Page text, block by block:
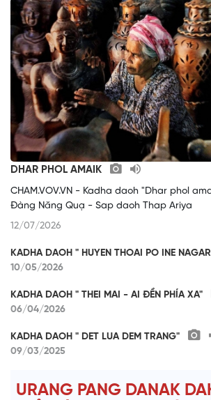
DHAR PHOL AMAIK
CHAM.VOV.VN - Kadha daoh "Dhar phol
Đàng Năng Quạ - Sap daoh Thap Ariya
12/07/2026
KADHA DAOH " HUYEN THOAI PO INE
10/05/2026
KADHA DAOH " THEI MAI - AI ĐỀN PHÍA XA"
06/04/2026
KADHA DAOH " DET LUA DEM TRANG"
09/03/2025
URANG PANG DANAK